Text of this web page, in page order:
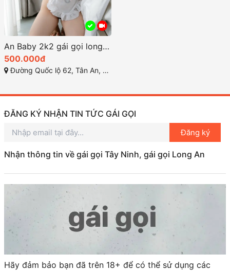
An Baby 2k2 gái gọi long an gợi cảm dễ thương
500.000đ
Đường Quốc lộ 62, Tân An, TP Long An
ĐĂNG KÝ NHẬN TIN TỨC GÁI GỌI
Đăng ký
Nhận thông tin về gái gọi Tây Ninh, gái gọi Long An
Hãy đảm bảo bạn đã trên 18+ để có thể sử dụng các